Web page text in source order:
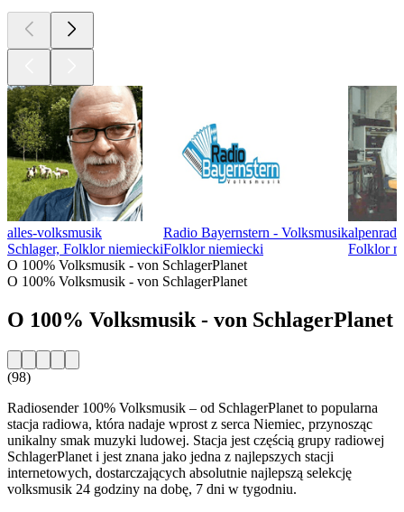
alles-volksmusik
Schlager, Folklor niemiecki
Radio Bayernstern - Volksmusik
Folklor niemiecki
Folklor
O 100% Volksmusik - von SchlagerPlanet
O 100% Volksmusik - von SchlagerPlanet
O 100% Volksmusik - von SchlagerPlanet
(98)
Radiosender 100% Volksmusik – od SchlagerPlanet to popularna
stacja radiowa, która nadaje wprost z serca Niemiec, przynosząc
unikalny smak muzyki ludowej. Stacja jest częścią grupy radiowej
SchlagerPlanet i jest znana jako jedna z najlepszych stacji
internetowych, dostarczających absolutnie najlepszą selekcję
volksmusik 24 godziny na dobę, 7 dni w tygodniu.